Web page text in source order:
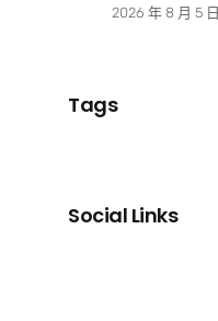
2026 年 8 月 5 日
Tags
Social Links